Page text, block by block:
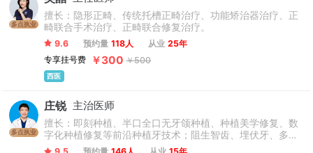
多点执业
擅长：隐形正畸、传统托槽正畸治疗、功能矫治器治疗、正
畸联合手术治疗、正畸联合修复治疗。
9.6 预约量 118人 从业 25年
专享挂号费
￥300 ￥500
西医
多点执业
庄锐 主治医师
擅长：即刻种植、半口全口无牙颌种植、种植美学修复、数
字化种植修复等前沿种植牙技术；阻生智齿、埋伏牙、多生
牙、残根残冠等复杂牙拔除，微创无痛拔牙技术突出。